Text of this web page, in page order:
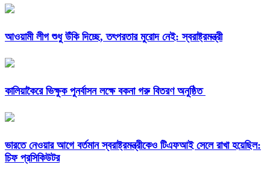
আওয়ামী লীগ শুধু উঁকি দিচ্ছে, তৎপরতার মুরোদ নেই: স্বরাষ্ট্রমন্ত্রী
কালিয়াকৈরে ভিক্ষুক পুনর্বাসন লক্ষে বকনা গরু বিতরণ অনুষ্ঠিত
ভারতে নেওয়ার আগে বর্তমান স্বরাষ্ট্রমন্ত্রীকেও টিএফআই সেলে রাখা হয়েছিল:
চিফ প্রসিকিউটর